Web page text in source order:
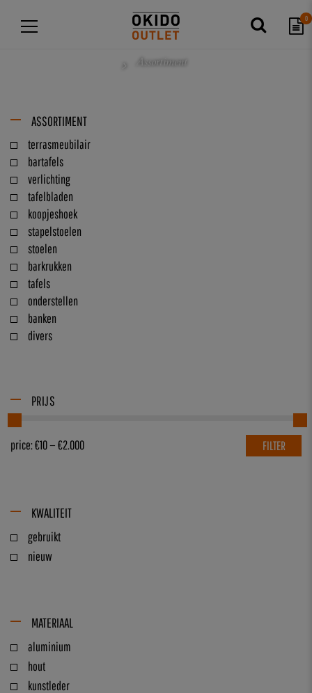
0
Assortiment
ASSORTIMENT
terrasmeubilair
bartafels
verlichting
tafelbladen
koopjeshoek
stapelstoelen
stoelen
barkrukken
tafels
onderstellen
banken
divers
PRIJS
FILTER
price:€10—€2.000
KWALITEIT
gebruikt
nieuw
MATERIAAL
aluminium
hout
kunstleder